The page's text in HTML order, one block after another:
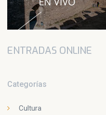
ENTRADAS ONLINE
Categorías
Cultura